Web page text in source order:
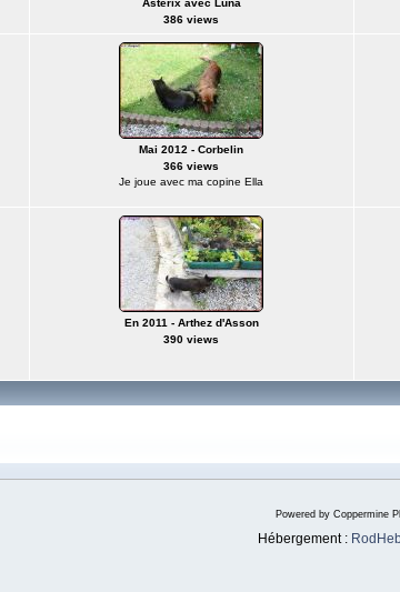
Astérix avec Luna
386 views
Mai 2012 - Corbelin
366 views
Je joue avec ma copine Ella
En 2011 - Arthez d'Asson
390 views
Powered by Coppermine
Hébergement :